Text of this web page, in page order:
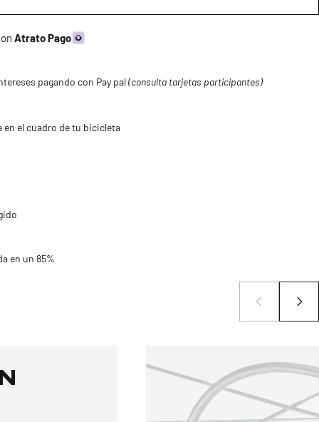
Atrato Pago
pagando con Pay pal(consulta tarjetas participantes)
en el cuadro de tu bicicleta
en un 85%